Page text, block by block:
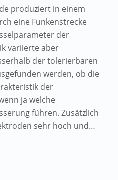
produziert in einem
eine Funkenstrecke
der
variierte aber
der tolerierbaren
werden, ob die
der
ja welche
führen. Zusätzlich
sehr hoch und…